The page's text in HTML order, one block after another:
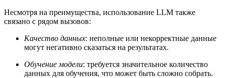
Несмотря на преимущества, использование LLM также
связано с рядом вызовов:
Качество данных: неполные или некорректные данные
могут негативно сказаться на результатах.
Обучение модели: требуется значительное количество
данных для обучения, что может быть сложно собрать.